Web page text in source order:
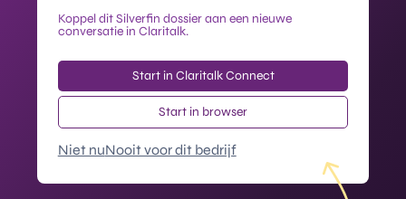
Koppel dit Silverfin dossier aan een nieuwe
conversatie in Claritalk.
Niet nuNooit voor dit bedrijf
Start in Claritalk Connect
Start in browser